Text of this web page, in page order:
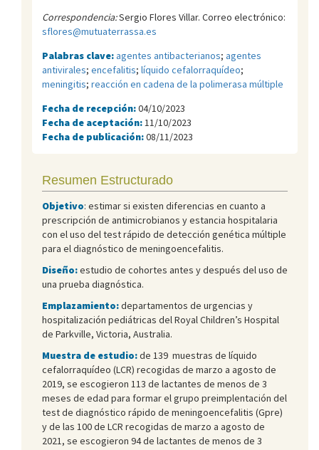
Correspondencia:Sergio Flores Villar. Correo electrónico:
sflores@mutuaterrassa.es
Palabras clave:agentes antibacterianos; agentes
antivirales; encefalitis; líquido cefalorraquídeo;
meningitis; reacción en cadena de la polimerasa múltiple
Fecha de recepción:04/10/2023
Fecha de aceptación: 11/10/2023
Fecha de publicación:08/11/2023
Resumen Estructurado
Objetivo: estimar si existen diferencias en cuanto a
prescripción de antimicrobianos y estancia hospitalaria
con el uso del test rápido de detección genética múltiple
para el diagnóstico de meningoencefalitis.
Diseño:estudio de cohortes antes y después del uso de
una prueba diagnóstica.
Emplazamiento:departamentos de urgencias y
hospitalización pediátricas del Royal Children’s Hospital
de Parkville, Victoria, Australia.
Muestra de estudio:de 139 muestras de líquido
cefalorraquídeo (LCR) recogidas de marzo a agosto de
2019, se escogieron 113 de lactantes de menos de 3
meses de edad para formar el grupo preimplentación del
test de diagnóstico rápido de meningoencefalitis (Gpre)
y de las 100 de LCR recogidas de marzo a agosto de
2021, se escogieron 94 de lactantes de menos de 3